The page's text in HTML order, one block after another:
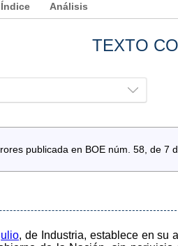
Índice Análisis
TEXTO
publicada en BOE núm. 58, de 7
, de Industria, establece en su